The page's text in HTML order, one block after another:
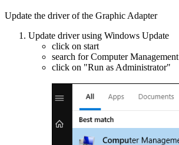
Update the driver of the Graphic Adapter
Update driver using Windows Update
click on start
search for Computer Management
click on "Run as Administrator"